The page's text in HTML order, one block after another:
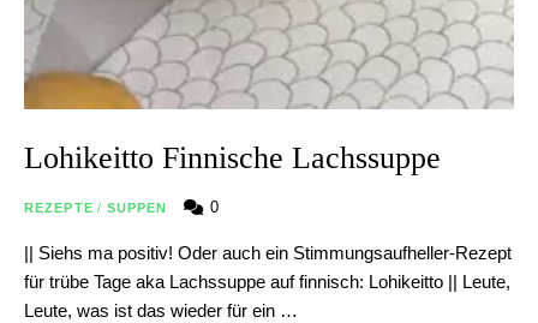
Lohikeitto Finnische Lachssuppe
REZEPTE / SUPPEN 0
|| Siehs ma positiv! Oder auch ein Stimmungsaufheller-Rezept
für trübe Tage aka Lachssuppe auf finnisch: Lohikeitto || Leute,
Leute, was ist das wieder für ein …